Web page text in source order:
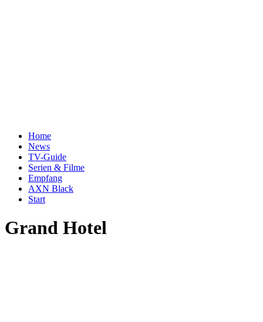
Home
News
TV-Guide
Serien & Filme
Empfang
AXN Black
Start
Grand Hotel